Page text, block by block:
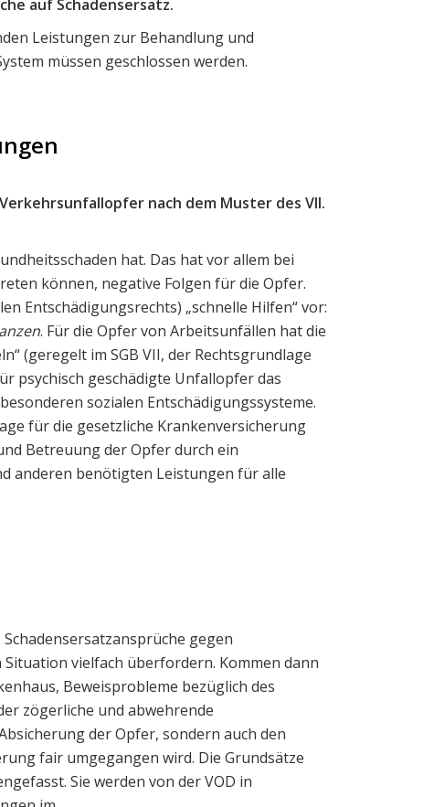
auf Schadens­ersatz.
Leistungen zur Behandlung und
müssen geschlossen werden.
nach dem Muster des VII.
hat. Das hat vor allem bei
können, negative Folgen für die Opfer.
Entschädigungsrechts) „schnelle Hilfen“ vor:
. Für die Opfer von Arbeitsunfällen hat die
(geregelt im SGB VII, der Rechtsgrundlage
psychisch geschädigte Unfallopfer das
sozialen Entschädigungssysteme.
für die gesetzliche Krankenversicherung
Betreuung der Opfer durch ein
anderen benötigten Leistungen für alle
gegen
vielfach überfordern. Kommen dann
Beweisprobleme bezüglich des
zögerliche und abwehrende
der Opfer, sondern auch den
fair umgegangen wird. Die Grundsätze
Sie werden von der VOD in